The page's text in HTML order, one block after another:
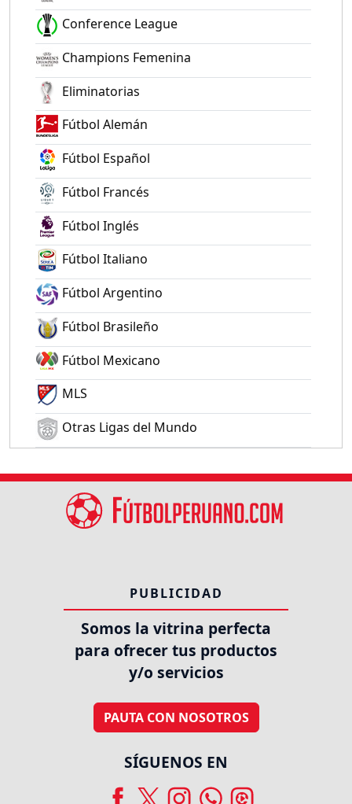
Conference League
Champions Femenina
Eliminatorias
Fútbol Alemán
Fútbol Español
Fútbol Francés
Fútbol Inglés
Fútbol Italiano
Fútbol Argentino
Fútbol Brasileño
Fútbol Mexicano
MLS
Otras Ligas del Mundo
PUBLICIDAD
Somos la vitrina perfecta
para ofrecer tus productos
y/o servicios
PAUTA CON NOSOTROS
SÍGUENOS EN